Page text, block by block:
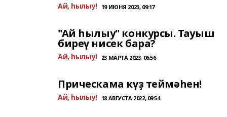
Ай, һылыу! 19 ИЮНЯ 2023, 09:17
"Ай һылыу" конкурсы. Тауыш
биреү нисек бара?
Ай, һылыу! 23 МАРТА 2023, 06:56
Прическама күҙ теймәһен!
Ай, һылыу! 18 АВГУСТА 2022, 09:54